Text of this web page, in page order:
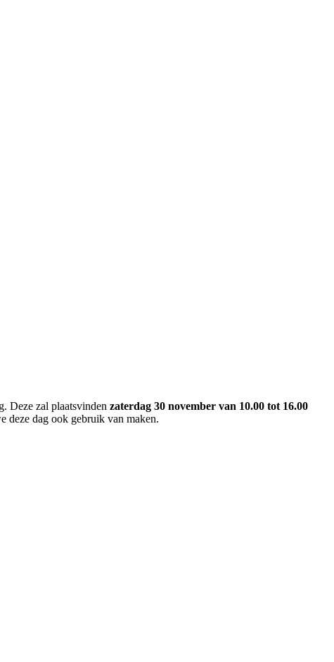
Deze zal plaatsvinden zaterdag 30 november van 10.00 tot 16.00
deze dag ook gebruik van maken.